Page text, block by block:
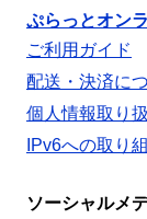
ぷらっとオン
ご利用ガイド
配送・決済に
個人情報取り
IPv6への取り
ソーシャルメ